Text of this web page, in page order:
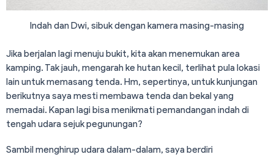
Indah dan Dwi, sibuk dengan kamera masing-masing
Jika berjalan lagi menuju bukit, kita akan menemukan area
kamping. Tak jauh, mengarah ke hutan kecil, terlihat pula lokasi
lain untuk memasang tenda. Hm, sepertinya, untuk kunjungan
berikutnya saya mesti membawa tenda dan bekal yang
memadai. Kapan lagi bisa menikmati pemandangan indah di
tengah udara sejuk pegunungan?
Sambil menghirup udara dalam-dalam, saya berdiri